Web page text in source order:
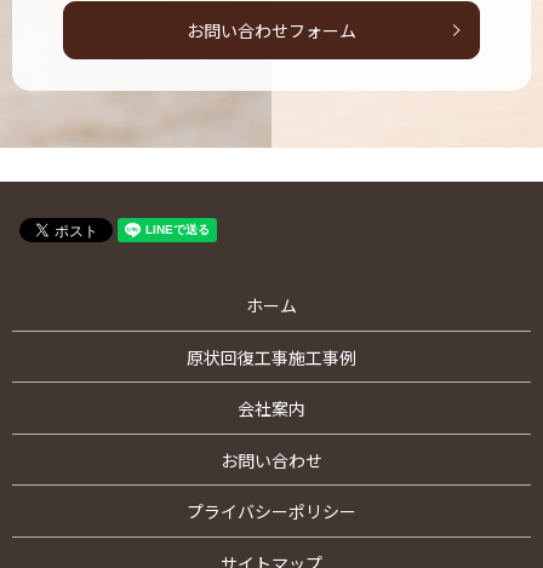
お問い合わせフォーム
ホーム
原状回復工事施工事例
会社案内
お問い合わせ
プライバシーポリシー
サイトマップ